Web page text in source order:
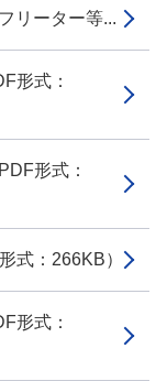
リーター等...
形式：
形式：
式：266KB）
形式：